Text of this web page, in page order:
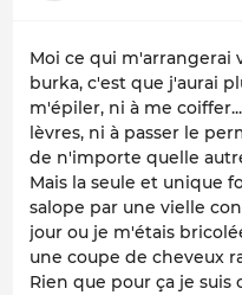
Moi ce qui m'arrangerai
burka, c'est que j'aurai
m'épiler, ni à me
lèvres, ni à passer le
de n'importe quelle
Mais la seule et unique
salope par une vielle
jour ou je m'étais
une coupe de cheveux
Rien que pour ça je